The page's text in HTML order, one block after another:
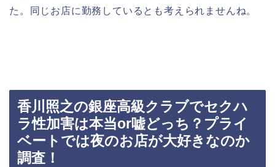
た。同じお店に勤務しているとも考えられませんね。
香川照之の銀座高級クラブでセクハ
ラ性加害は本当or嘘どっち？プライ
ベートでは夜のお店が大好きなのか
調査！